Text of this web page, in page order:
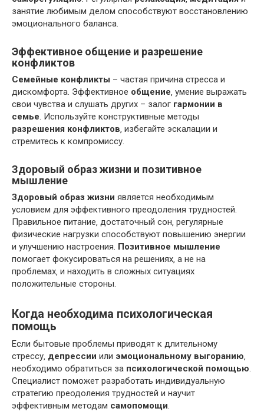
занятие любимым делом способствуют восстановлению
эмоционального баланса.
Эффективное общение и разрешение
конфликтов
Семейные конфликты – частая причина стресса и
дискомфорта. Эффективное общение‚ умение выражать
свои чувства и слушать других – залог гармонии в
семье. Используйте конструктивные методы
разрешения конфликтов‚ избегайте эскалации и
стремитесь к компромиссу.
Здоровый образ жизни и позитивное
мышление
Здоровый образ жизни является необходимым
условием для эффективного преодоления трудностей.
Правильное питание‚ достаточный сон‚ регулярные
физические нагрузки способствуют повышению энергии
и улучшению настроения. Позитивное мышление
помогает фокусироваться на решениях‚ а не на
проблемах‚ и находить в сложных ситуациях
положительные стороны.
Когда необходима психологическая
помощь
Если бытовые проблемы приводят к длительному
стрессу‚ депрессии или эмоциональному выгоранию‚
необходимо обратиться за психологической помощью.
Специалист поможет разработать индивидуальную
стратегию преодоления трудностей и научит
эффективным методам самопомощи.